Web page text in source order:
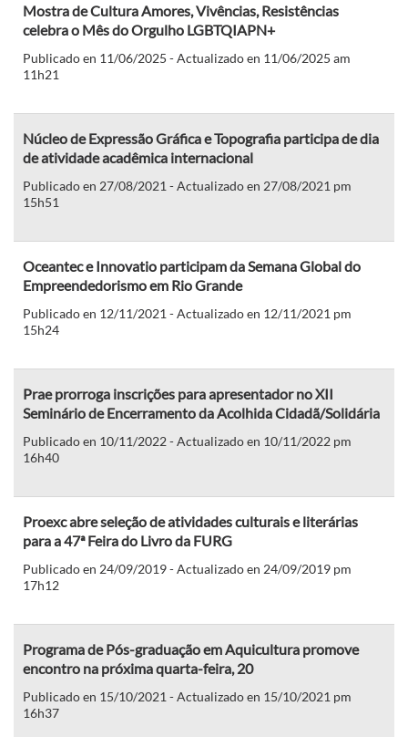
Mostra de Cultura Amores, Vivências, Resistências
celebra o Mês do Orgulho LGBTQIAPN+
Publicado en 11/06/2025 - Actualizado en 11/06/2025 am
11h21
Núcleo de Expressão Gráfica e Topografia participa de dia
de atividade acadêmica internacional
Publicado en 27/08/2021 - Actualizado en 27/08/2021 pm
15h51
Oceantec e Innovatio participam da Semana Global do
Empreendedorismo em Rio Grande
Publicado en 12/11/2021 - Actualizado en 12/11/2021 pm
15h24
Prae prorroga inscrições para apresentador no XII
Seminário de Encerramento da Acolhida Cidadã/Solidária
Publicado en 10/11/2022 - Actualizado en 10/11/2022 pm
16h40
Proexc abre seleção de atividades culturais e literárias
para a 47ª Feira do Livro da FURG
Publicado en 24/09/2019 - Actualizado en 24/09/2019 pm
17h12
Programa de Pós-graduação em Aquicultura promove
encontro na próxima quarta-feira, 20
Publicado en 15/10/2021 - Actualizado en 15/10/2021 pm
16h37